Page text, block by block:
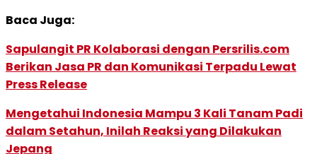
Baca Juga:
Sapulangit PR Kolaborasi dengan Persrilis.com
Berikan Jasa PR dan Komunikasi Terpadu Lewat
Press Release
Mengetahui Indonesia Mampu 3 Kali Tanam Padi
dalam Setahun, Inilah Reaksi yang Dilakukan
Jepang